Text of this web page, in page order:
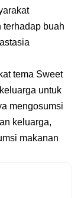
terhadap buah
tema Sweet
untuk
mengosumsi
keluarga,
makanan